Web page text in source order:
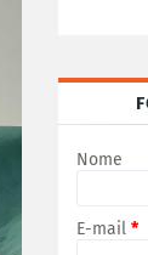
Nome
E-mail *